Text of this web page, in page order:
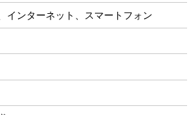
インターネット、スマートフォン